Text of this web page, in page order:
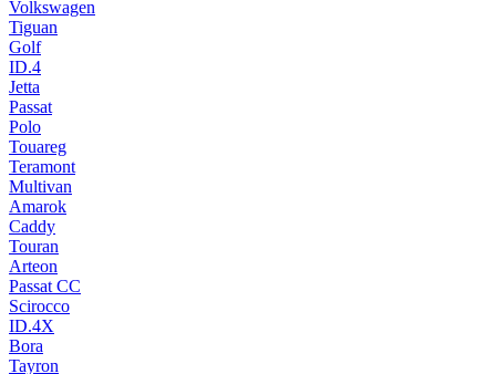
Volkswagen
Tiguan
Golf
ID.4
Jetta
Passat
Polo
Touareg
Teramont
Multivan
Amarok
Caddy
Touran
Arteon
Passat CC
Scirocco
ID.4X
Bora
Tayron